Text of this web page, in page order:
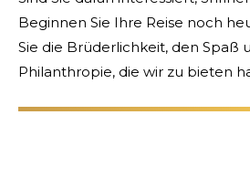
Beginnen Sie Ihre Reise noch
Sie die Brüderlichkeit, den Spaß
Philanthropie, die wir zu bieten